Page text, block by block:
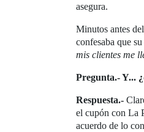
asegura.
Minutos antes
confesaba que
mis clientes me
Pregunta.- Y...
Respuesta.-
el cupón con La
acuerdo de lo